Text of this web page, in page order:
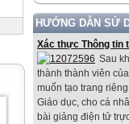
HƯỚNG DẪN SỬ
Xác thực Thông tin
Sau
thành thành viên
muốn tạo trang
Giáo dục, cho cá
bài giảng điện tử